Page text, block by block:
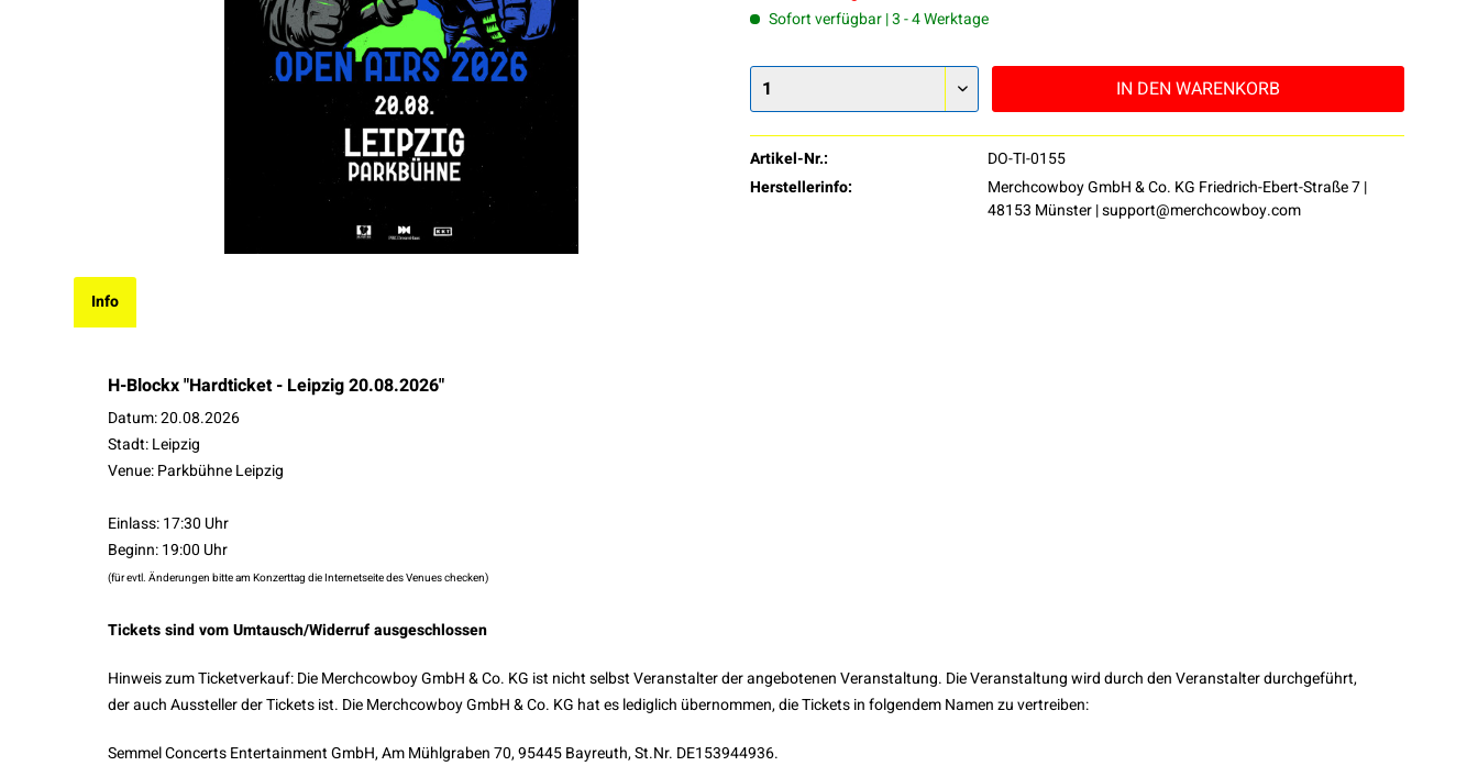
Sofort verfügbar | 3 - 4 Werktage
IN DEN WARENKORB
Artikel-Nr.:
DO-TI-0155
Herstellerinfo:
Merchcowboy GmbH & Co. KG Friedrich-Ebert-Straße 7 |
48153 Münster |support@merchcowboy.com
Info
H-Blockx "Hardticket - Leipzig 20.08.2026"
Datum: 20.08.2026
Stadt: Leipzig
Venue: Parkbühne Leipzig
Einlass: 17:30 Uhr
Beginn: 19:00 Uhr
(für evtl. Änderungen bitte am Konzerttag die Internetseite des Venues checken)
Tickets sind vom Umtausch/Widerruf ausgeschlossen
Hinweis zum Ticketverkauf: Die Merchcowboy GmbH & Co. KG ist nicht selbst Veranstalter der angebotenen Veranstaltung. Die Veranstaltung wird durch den Veranstalter durchgeführt,
der auch Aussteller der Tickets ist. Die Merchcowboy GmbH & Co. KG hat es lediglich übernommen, die Tickets in folgendem Namen zu vertreiben:
Semmel Concerts Entertainment GmbH, Am Mühlgraben 70, 95445 Bayreuth, St.Nr. DE153944936.